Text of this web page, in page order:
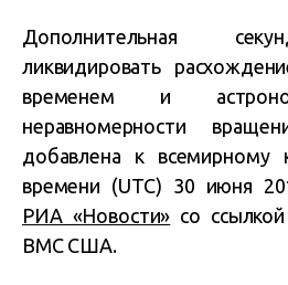
Дополнительная
ликвидировать
временем и
неравномерности
добавлена к всемирному
времени (UTC) 30 июня
РИА «Новости» со
ВМС США.